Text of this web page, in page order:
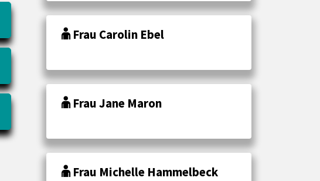
Frau Carolin Ebel
Frau Jane Maron
Frau Michelle Hammelbeck